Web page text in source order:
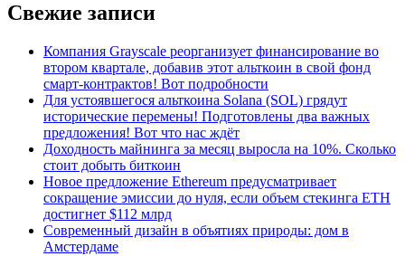
Свежие записи
Компания Grayscale реорганизует финансирование во
втором квартале, добавив этот альткоин в свой фонд
смарт-контрактов! Вот подробности
Для устоявшегося альткоина Solana (SOL) грядут
исторические перемены! Подготовлены два важных
предложения! Вот что нас ждёт
Доходность майнинга за месяц выросла на 10%. Сколько
стоит добыть биткоин
Новое предложение Ethereum предусматривает
сокращение эмиссии до нуля, если объем стекинга ETH
достигнет $112 млрд
Современный дизайн в объятиях природы: дом в
Амстердаме